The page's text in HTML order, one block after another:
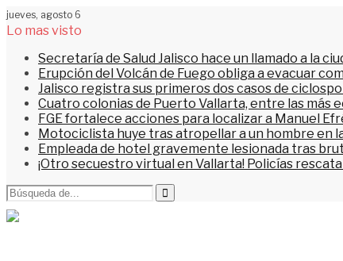
jueves, agosto 6
Lo mas visto
Secretaría de Salud Jalisco hace un llamado a la
Erupción del Volcán de Fuego obliga a evacuar
Jalisco registra sus primeros dos casos de
Cuatro colonias de Puerto Vallarta, entre las más
FGE fortalece acciones para localizar a Manuel
Motociclista huye tras atropellar a un hombre en
Empleada de hotel gravemente lesionada tras
¡Otro secuestro virtual en Vallarta! Policías